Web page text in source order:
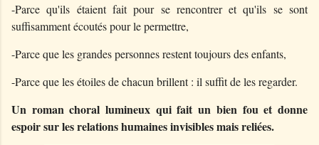
-Parce qu'ils étaient fait pour se rencontrer et qu'ils se sont
suffisamment écoutés pour le permettre,
-Parce que les grandes personnes restent toujours des enfants,
-Parce que les étoiles de chacun brillent : il suffit de les regarder.
Un roman choral lumineux qui fait un bien fou et donne
espoir sur les relations humaines invisibles mais reliées.